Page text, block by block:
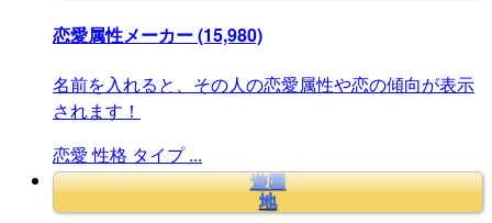
恋愛属性メーカー(15,980)
名前を入れると、その人の恋愛属性や恋の傾向が表示
されます！
恋愛 性格 タイプ ...
遊園
地